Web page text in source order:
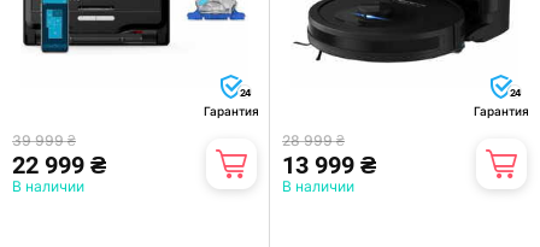
24
Гарантия
39 999 ₴
22 999 ₴
В наличии
24
Гарантия
28 999 ₴
13 999 ₴
В наличии